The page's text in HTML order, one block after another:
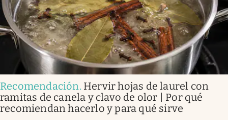
Recomendación. Hervir hojas de laurel con
ramitas de canela y clavo de olor | Por qué
recomiendan hacerlo y para qué sirve